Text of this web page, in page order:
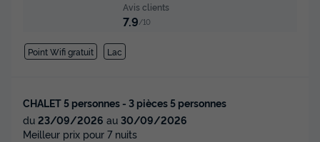
Avis clients
7.9/10
Point Wifi gratuit Lac
CHALET 5 personnes - 3 pièces 5 personnes
du 23/09/2026 au 30/09/2026
Meilleur prix pour 7 nuits